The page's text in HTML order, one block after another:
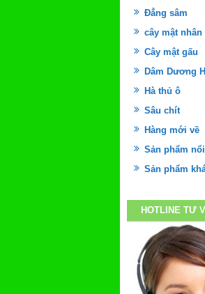
Đẳng sâm
cây mật nhân
Cây mật gấu
Dâm Dương
Hà thủ ô
Sâu chít
Hàng mới về
Sản phẩm
Sản phẩm
HOTLINE TƯ